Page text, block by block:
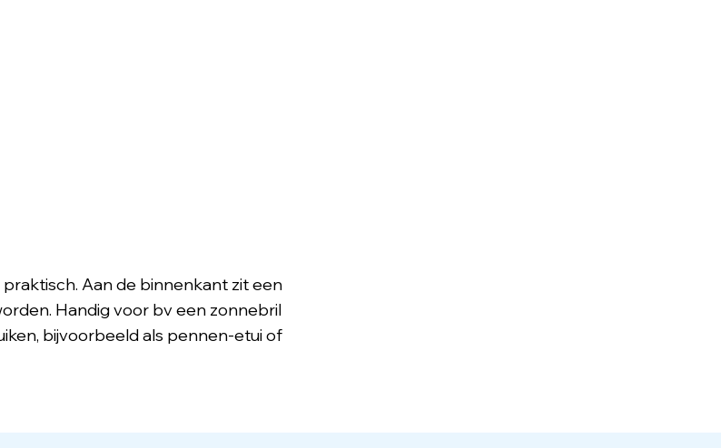
Aan de binnenkant zit een
Handig voor bv een zonnebril
bijvoorbeeld als pennen-etui of